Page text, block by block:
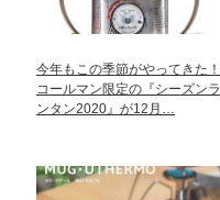
今年もこの季節がやってきた！
コールマン限定の『シーズンラ
ンタン2020』が12月…